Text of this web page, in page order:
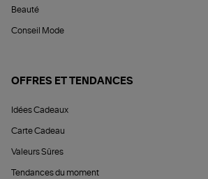
Beauté
Conseil Mode
OFFRES ET TENDANCES
Idées Cadeaux
Carte Cadeau
Valeurs Sûres
Tendances du moment